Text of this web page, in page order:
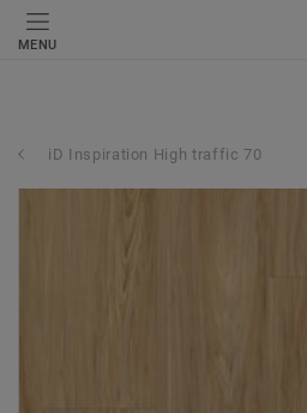
MENU
iD Inspiration High traffic 70